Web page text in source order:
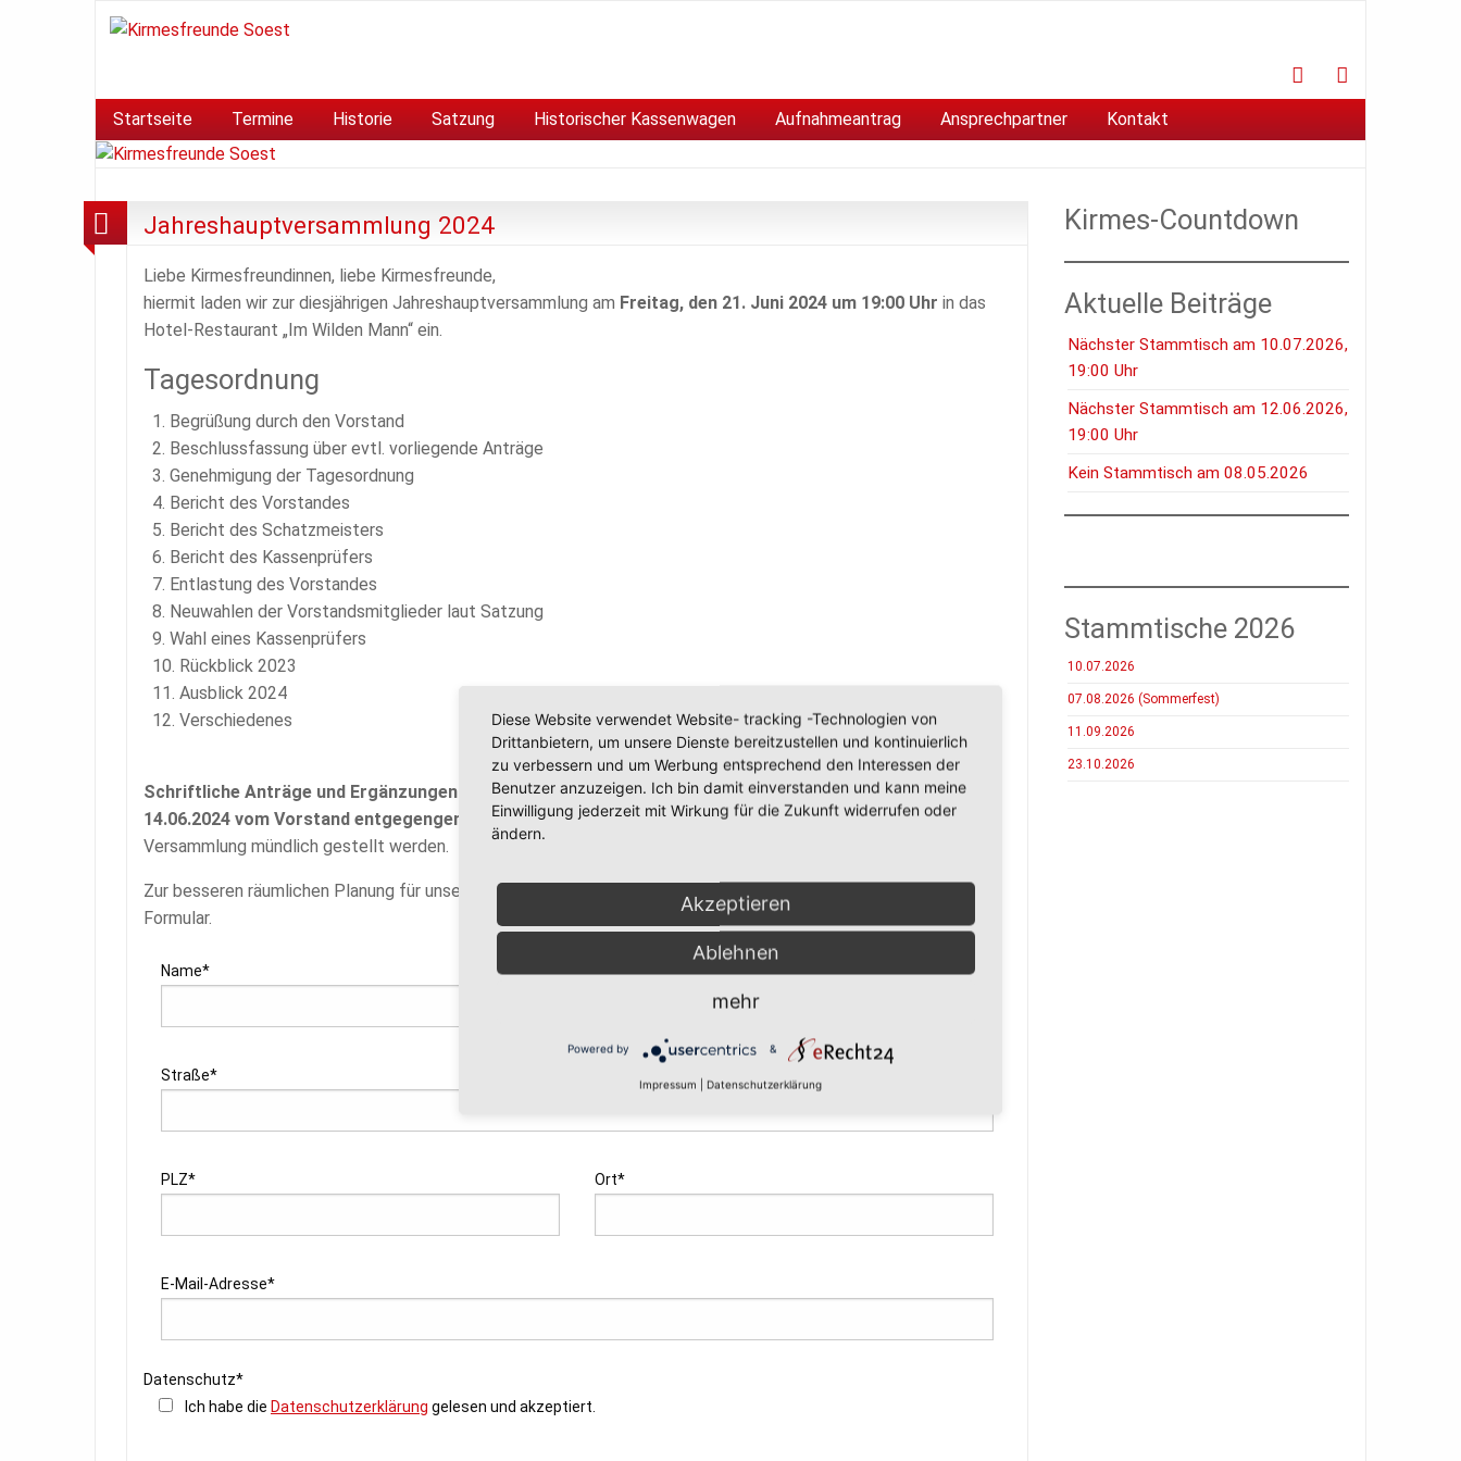
Facebook
Startseite Termine Historie Satzung Historischer Kassenwagen Aufnahmeantrag Ansprechpartner Kontakt
Jahreshauptversammlung 2024
Liebe Kirmesfreundinnen, liebe Kirmesfreunde,
hiermit laden wir zur diesjährigen Jahreshauptversammlung am Freitag, den 21. Juni 2024 um 19:00 Uhr in das
Hotel-Restaurant „Im Wilden Mann“ ein.
Tagesordnung
Begrüßung durch den Vorstand
Beschlussfassung über evtl. vorliegende Anträge
Genehmigung der Tagesordnung
Bericht des Vorstandes
Bericht des Schatzmeisters
Bericht des Kassenprüfers
Entlastung des Vorstandes
Neuwahlen der Vorstandsmitglieder laut Satzung
Wahl eines Kassenprüfers
Rückblick 2023
Ausblick 2024
Verschiedenes
Schriftliche Anträge und Ergänzungen zu dieser Tagesordnung werden satzungsgemäß bis zum
14.06.2024 vom Vorstand entgegengenommen.Anträge zum Punkt „Verschiedenes“ können in der
Versammlung mündlich gestellt werden.
Zur besseren räumlichen Planung für unseren Vereinswirt bitten wir um Anmeldung bis zum 17.06.2024 über das
Formular.
Name* Vorname*
Straße*
PLZ* Ort*
E-Mail-Adresse*
Datenschutz*
Ich habe die Datenschutzerklärung gelesen und akzeptiert.
Kirmes-Countdown
Aktuelle Beiträge
Nächster Stammtisch am 10.07.2026,
19:00 Uhr
Nächster Stammtisch am 12.06.2026,
19:00 Uhr
Kein Stammtisch am 08.05.2026
Stammtische 2026
10.07.2026
07.08.2026 (Sommerfest)
11.09.2026
23.10.2026
Diese Website verwendet Website- tracking -Technologien von
Drittanbietern, um unsere Dienste bereitzustellen und kontinuierlich
zu verbessern und um Werbung entsprechend den Interessen der
Benutzer anzuzeigen. Ich bin damit einverstanden und kann meine
Einwilligung jederzeit mit Wirkung für die Zukunft widerrufen oder
ändern.
Akzeptieren
Ablehnen
mehr
Powered by &
Impressum | Datenschutzerklärung